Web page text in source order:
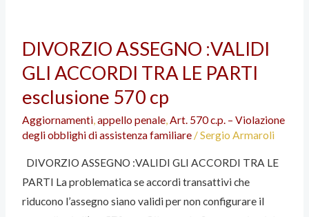
DIVORZIO ASSEGNO :VALIDI
GLI ACCORDI TRA LE PARTI
esclusione 570 cp
Aggiornamenti,appello penale,Art. 570 c.p. – Violazione
degli obblighi di assistenza familiare/Sergio Armaroli
DIVORZIO ASSEGNO :VALIDI GLI ACCORDI TRA LE
PARTI La problematica se accordi transattivi che
riducono l’assegno siano validi per non configurare il
ASSEGNO
:VALIDI
ACCORDI
TRA
PARTI
esclusione
570